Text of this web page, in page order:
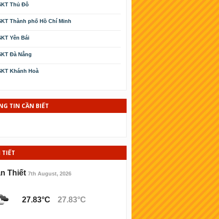
Thủ Đô
Thành phố Hồ Chí Minh
Yên Bái
Ðà Nẳng
Khánh Hoà
Phú Yên
Ninh Thuận
Bình Ðịnh
Lào cai
TIN CẦN BIẾT
TIẾT
Thiết 7th August, 2026
27.83°C 27.83°C